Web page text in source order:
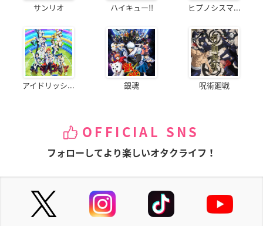
サンリオ ハイキュー!! ヒプノシスマ...
アイドリッシ... 銀魂 呪術廻戦
OFFICIAL SNS
フォローしてより楽しいオタクライフ！